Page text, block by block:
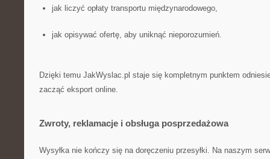
jak liczyć opłaty transportu międzynarodowego,
jak opisywać ofertę, aby uniknąć nieporozumień.
Dzięki temu JakWyslac.pl staje się kompletnym punktem
zacząć eksport online.
Zwroty, reklamacje i obsługa posprzedażowa
Wysyłka nie kończy się na doręczeniu przesyłki. Na naszym